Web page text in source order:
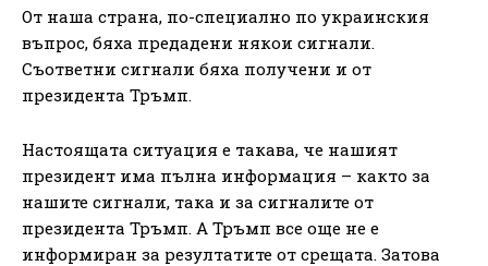
От наша страна, по-специално по украинския
въпрос, бяха предадени някои сигнали.
Съответни сигнали бяха получени и от
президента Тръмп.
Настоящата ситуация е такава, че нашият
президент има пълна информация – както за
нашите сигнали, така и за сигналите от
президента Тръмп. А Тръмп все още не е
информиран за резултатите от срещата. Затова